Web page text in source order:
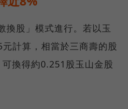
換股」模式進行。若以玉
計算，相當於三商壽的股
換得約0.251股玉山金股